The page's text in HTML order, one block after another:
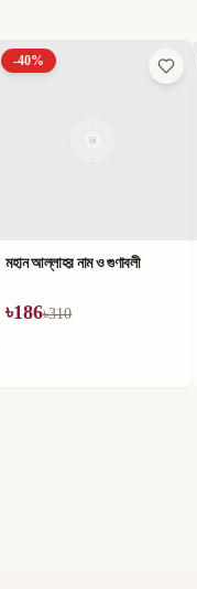
-40%
তাওহীদের মূল নীতিমালা
৳180৳300